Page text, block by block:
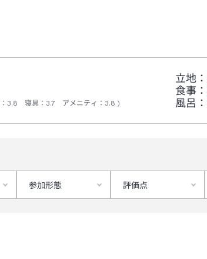
立地：
食事：
： 3.8 寝具 ： 3.7 アメニティ ： 3.8 風呂：
参加形態 評価点